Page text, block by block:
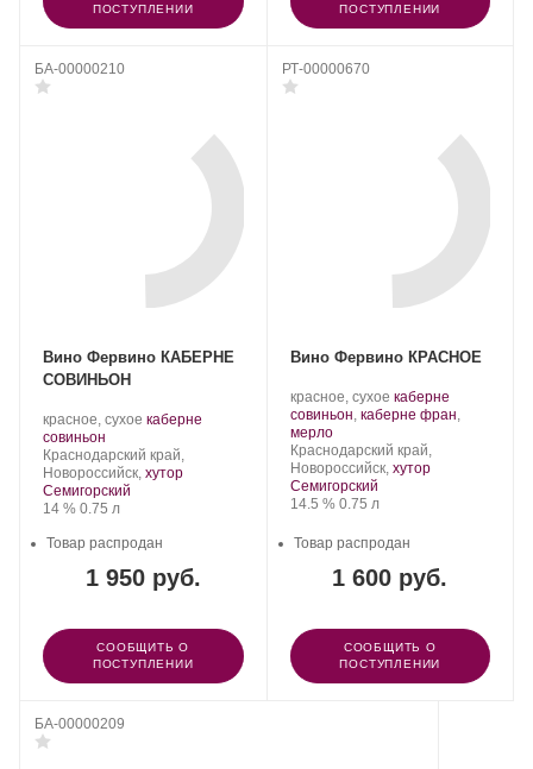
ПОСТУПЛЕНИИ
ПОСТУПЛЕНИИ
БА-00000210
Вино Фервино КАБЕРНЕ
СОВИНЬОН
Производитель:
Фервино.
красное, сухое .
винограда:
каберне
совиньон
Регион:
Краснодарский край,
Новороссийск, хутор
Семигорский
Крепость
14 %. Объем
0.75 л
1 950 руб.
Товар распродан
СООБЩИТЬ О
ПОСТУПЛЕНИИ
РТ-00000670
Вино Фервино КРАСНОЕ
Производитель:
Фервино.
красное, сухое .
Сорт
каберне
совиньон, каберне фран,
мерло.
Регион:
Краснодарский край,
Новороссийск, хутор
Семигорский
Крепость
14.5 %. Объем
0.75 л
1 600 руб.
Товар распродан
СООБЩИТЬ О
ПОСТУПЛЕНИИ
БА-00000209